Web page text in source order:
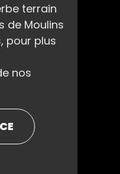
terrain
de Moulins
pour plus
nos